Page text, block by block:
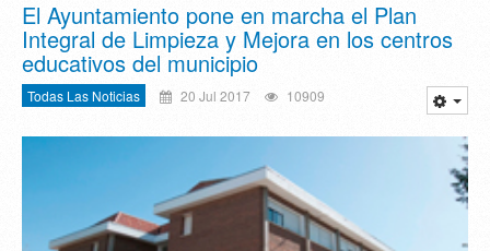
El Ayuntamiento pone en marcha el Plan
Integral de Limpieza y Mejora en los centros
educativos del municipio
Todas Las Noticias 20 Jul 2017 10909